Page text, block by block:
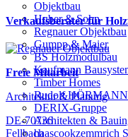
Objektbau
Huber & Sohn
Regnauer Objektbau
Gumpp & Maier
BS Holzmodulbau
Kaufmann
Timber Homes
Rudolf HÖRMANN
DERIX-Gruppe
Architekten &
haascookzemmrich
Verkaufsberater für
Freie Mitarbeit
Architektur & Planung
DE-70736
Fellbach